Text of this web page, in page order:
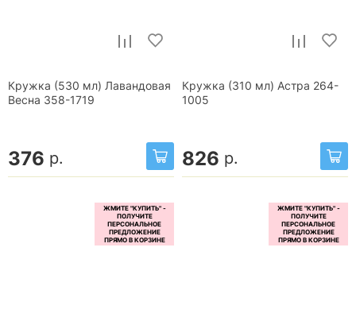
Кружка (530 мл) Лавандовая
Весна 358-1719
376 р.
Кружка (310 мл) Астра 264-
1005
826 р.